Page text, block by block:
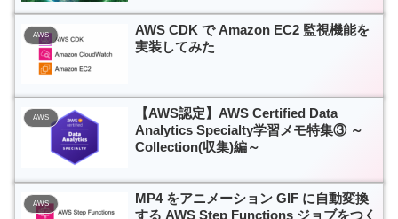
AWS
AWS CDK で Amazon EC2 監視機能を
実装してみた
AWS
【AWS認定】AWS Certified Data
Analytics Specialty学習メモ特集③ ～
Collection(収集)編～
AWS
MP4 をアニメーション GIF に自動変換
する AWS Step Functions ジョブをつく